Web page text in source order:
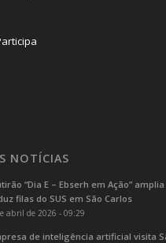
NOTÍCIAS
“Dia E – Ebserh em Ação”
filas do SUS em São Carlos
abril de 2026 - 09:29
de inteligência artificial visita